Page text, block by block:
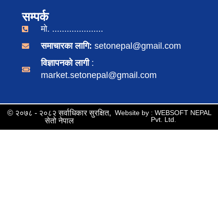
सम्पर्क
मो. .....................
समाचारका लागि: setonepal@gmail.com
विज्ञापनको लागी :
market.setonepal@gmail.com
© २०७८ - २०८२ सर्वाधिकार सुरक्षित,
सेतो नेपाल
Website by : WEBSOFT NEPAL
Pvt. Ltd.